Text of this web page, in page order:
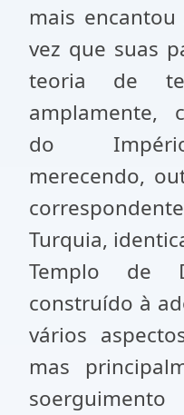
mais
vez que suas
teoria de
amplamente,
do
merecendo,
Turquia,
Templo de
construído à
vários
mas